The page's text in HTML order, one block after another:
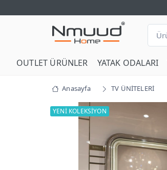
OUTLET ÜRÜNLER YATAK ODALARI
Anasayfa TV ÜNİTELERİ
YENİ KOLEKSİYON